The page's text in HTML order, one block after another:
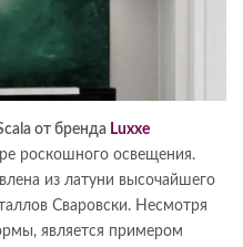
от бренда Luxxe
роскошного освещения.
из латуни высочайшего
Сваровски. Несмотря
является примером